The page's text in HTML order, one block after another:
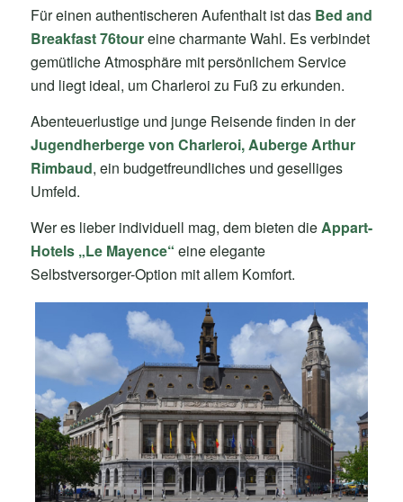
Für einen authentischeren Aufenthalt ist das Bed and
Breakfast 76toureine charmante Wahl. Es verbindet
gemütliche Atmosphäre mit persönlichem Service
und liegt ideal, um Charleroi zu Fuß zu erkunden.
Abenteuerlustige und junge Reisende finden in der
Jugendherberge von Charleroi, Auberge Arthur
Rimbaud, ein budgetfreundliches und geselliges
Umfeld.
Wer es lieber individuell mag, dem bieten die Appart-
Hotels „Le Mayence“ eine elegante
Selbstversorger-Option mit allem Komfort.